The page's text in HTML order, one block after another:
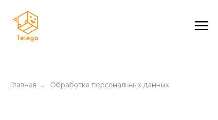
Главная → Обработка персональных данных